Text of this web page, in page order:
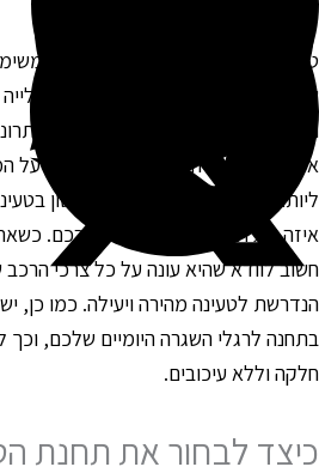
רכב חשמלי עשויה להיראות
לא התנסו בכך קודם. עם העלייה
יותר אנשים מבינים את
טעינה יעילה ונכונה יכולה להקל על
פשוטה ונעימה. הצעד הראשון
סוג תחנה נוחה וזמינה עבורכם.
לוודא שהיא עונה על כל צרכי
לטעינה מהירה ויעילה. כמו כן,
לרגלי השגרה היומיים שלכם, וכך
וללא עיכובים.
לבחור את תחנת